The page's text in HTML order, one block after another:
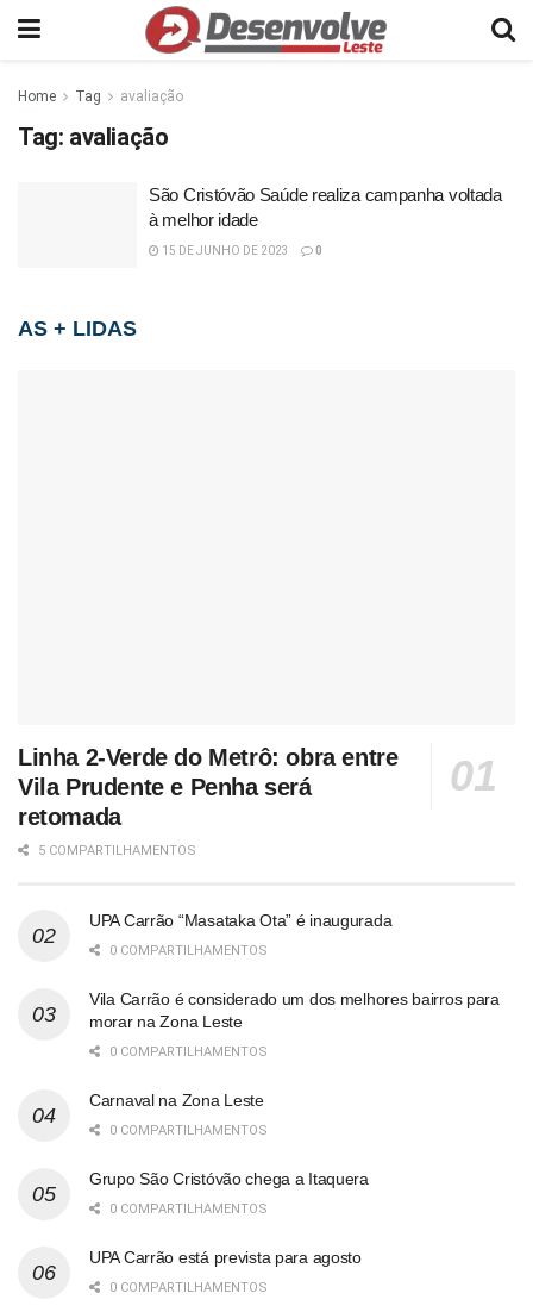
Home Tag avaliação
Tag: avaliação
São Cristóvão Saúde realiza campanha voltada
à melhor idade
15 DE JUNHO DE 2023 0
AS + LIDAS
Linha 2-Verde do Metrô: obra entre
Vila Prudente e Penha será
retomada
5 COMPARTILHAMENTOS
UPA Carrão “Masataka Ota” é inaugurada
0 COMPARTILHAMENTOS
Vila Carrão é considerado um dos melhores bairros para
morar na Zona Leste
0 COMPARTILHAMENTOS
Carnaval na Zona Leste
0 COMPARTILHAMENTOS
Grupo São Cristóvão chega a Itaquera
0 COMPARTILHAMENTOS
UPA Carrão está prevista para agosto
0 COMPARTILHAMENTOS